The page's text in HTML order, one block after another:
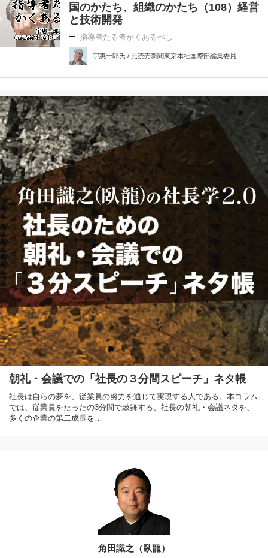
国のかたち、組織のかたち（108）経営
と技術開発
指導者たる者かくあるべし
宇惠一郎氏 / 元読売新聞東京本社国際部編集委員
朝礼・会議での「社長の３分間スピーチ」ネタ帳
社長は自らの夢を、従業員の努力を通じて実現する人である。本コラム
では、従業員をたったの3分間で鼓舞する、社長の朝礼・会議ネタを、
多くの企業の第二成長を…
角田識之（臥龍）